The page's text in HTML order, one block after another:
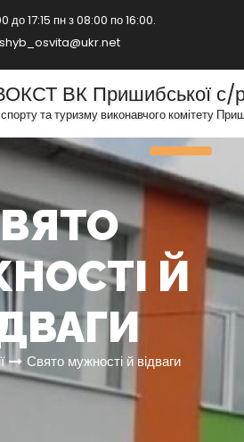
до 17:15 пн з 08:00 по 16:00.
ВК Пришибської с/
та туризму виконавчого комітету
Й
Свято мужності й відваги